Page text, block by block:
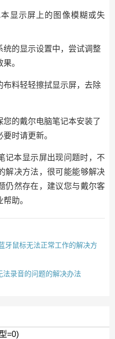
显示屏上的图像模糊或失
统的显示设置中，尝试调整
。
布料轻轻擦拭显示屏，去除
您的戴尔电脑笔记本安装了
时请更新。
记本显示屏出现问题时，不
解决方法，很可能能够解决
仍然存在，建议您与戴尔客
助。
牙鼠标无法正常工作的解决方
录音的问题的解决办法
=0)